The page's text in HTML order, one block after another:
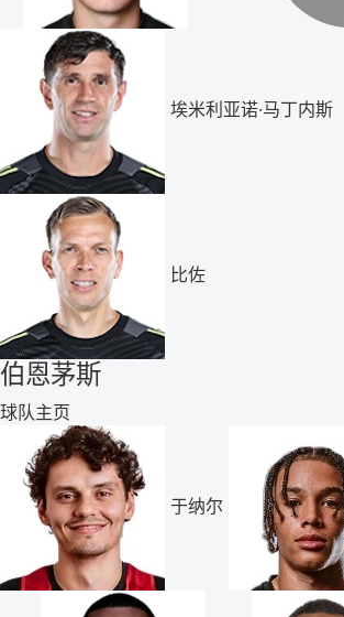
埃米利亚诺·马丁内斯
比佐
伯恩茅斯
球队主页
于纳尔